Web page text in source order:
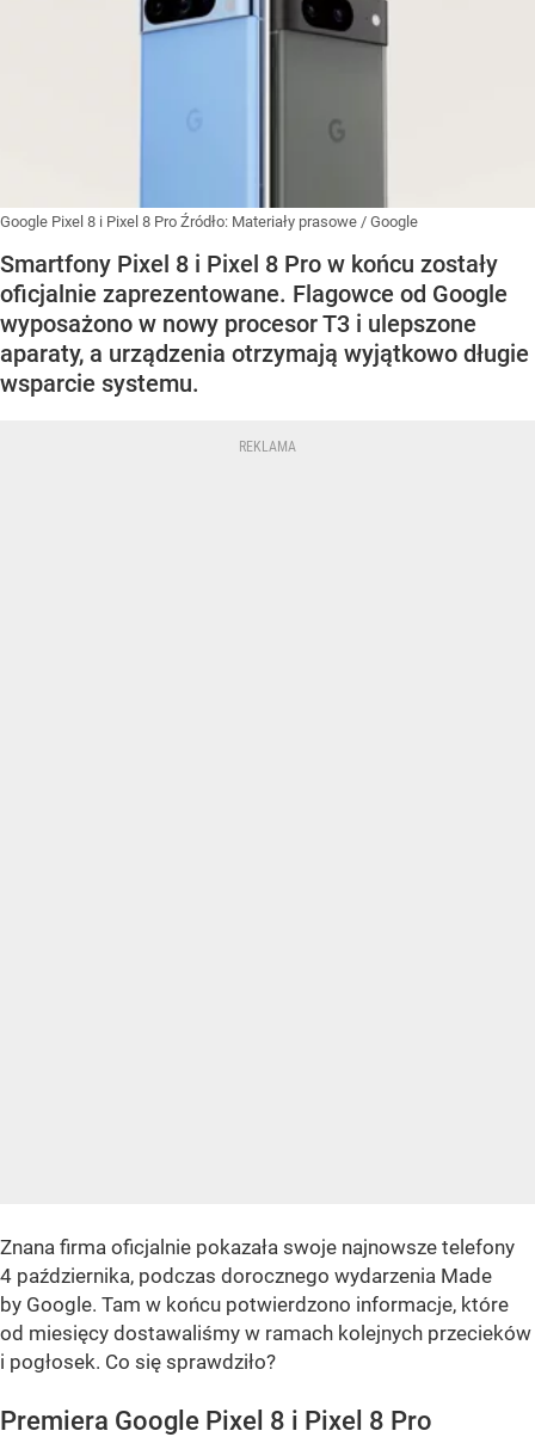
Google Pixel 8 i Pixel 8 Pro Źródło: Materiały prasowe / Google
Smartfony Pixel 8 i Pixel 8 Pro w końcu zostały
oficjalnie zaprezentowane. Flagowce od Google
wyposażono w nowy procesor T3 i ulepszone
aparaty, a urządzenia otrzymają wyjątkowo długie
wsparcie systemu.
Znana firma oficjalnie pokazała swoje najnowsze telefony
4 października, podczas dorocznego wydarzenia Made
by Google. Tam w końcu potwierdzono informacje, które
od miesięcy dostawaliśmy w ramach kolejnych przecieków
i pogłosek. Co się sprawdziło?
Premiera Google Pixel 8 i Pixel 8 Pro